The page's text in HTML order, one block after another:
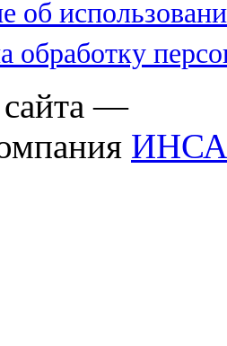
об
обработку
сайта —